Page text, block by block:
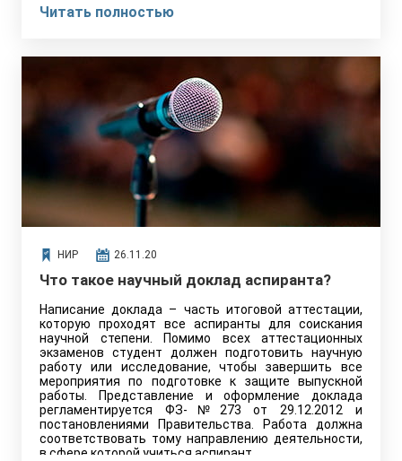
Читать полностью
НИР 26.11.20
Что такое научный доклад аспиранта?
Написание доклада – часть итоговой аттестации,
которую проходят все аспиранты для соискания
научной степени. Помимо всех аттестационных
экзаменов студент должен подготовить научную
работу или исследование, чтобы завершить все
мероприятия по подготовке к защите выпускной
работы. Представление и оформление доклада
регламентируется ФЗ-№273 от 29.12.2012 и
постановлениями Правительства. Работа должна
соответствовать тому направлению деятельности,
в сфере которой учиться аспирант.